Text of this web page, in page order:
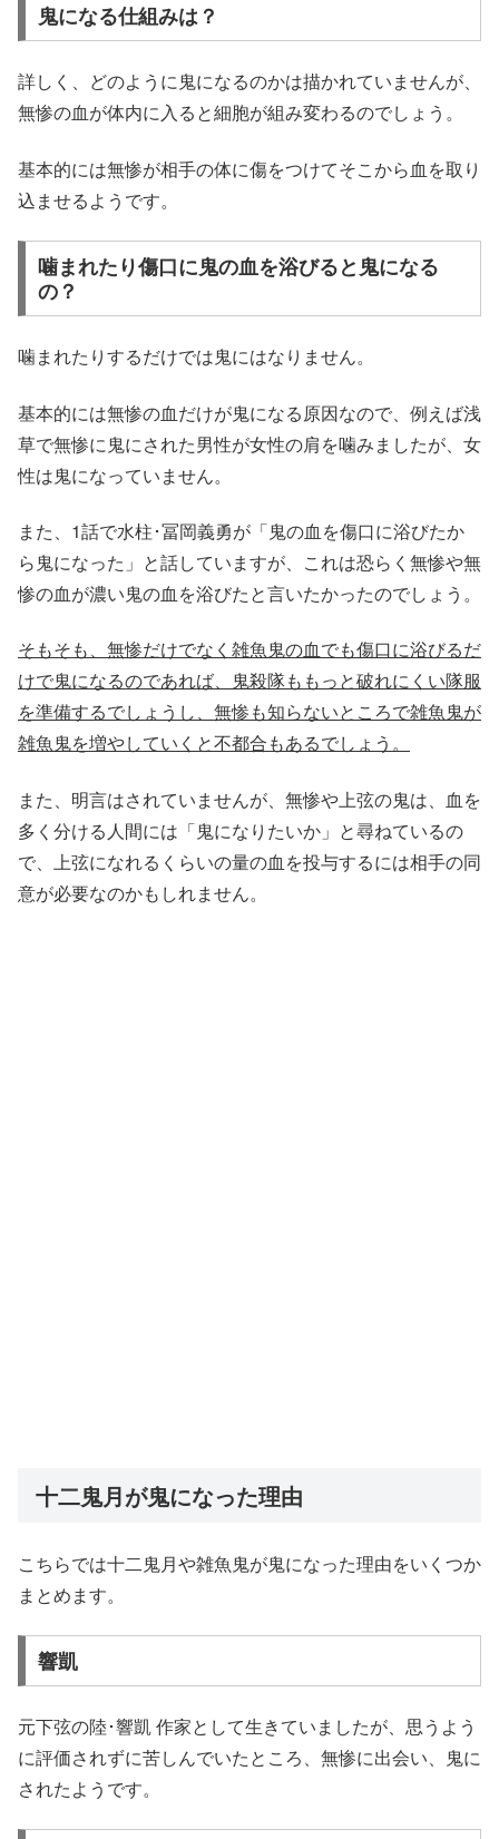
鬼になる仕組みは？
詳しく、どのように鬼になるのかは描かれていませんが、
無惨の血が体内に入ると細胞が組み変わるのでしょう。
基本的には無惨が相手の体に傷をつけてそこから血を取り
込ませるようです。
噛まれたり傷口に鬼の血を浴びると鬼になる
の？
噛まれたりするだけでは鬼にはなりません。
基本的には無惨の血だけが鬼になる原因なので、例えば浅
草で無惨に鬼にされた男性が女性の肩を噛みましたが、女
性は鬼になっていません。
また、1話で水柱･冨岡義勇が「鬼の血を傷口に浴びたか
ら鬼になった」と話していますが、これは恐らく無惨や無
惨の血が濃い鬼の血を浴びたと言いたかったのでしょう。
そもそも、無惨だけでなく雑魚鬼の血でも傷口に浴びるだ
けで鬼になるのであれば、鬼殺隊ももっと破れにくい隊服
を準備するでしょうし、無惨も知らないところで雑魚鬼が
雑魚鬼を増やしていくと不都合もあるでしょう。
また、明言はされていませんが、無惨や上弦の鬼は、血を
多く分ける人間には「鬼になりたいか」と尋ねているの
で、上弦になれるくらいの量の血を投与するには相手の同
意が必要なのかもしれません。
十二鬼月が鬼になった理由
こちらでは十二鬼月や雑魚鬼が鬼になった理由をいくつか
まとめます。
響凱
元下弦の陸･響凱 作家として生きていましたが、思うよう
に評価されずに苦しんでいたところ、無惨に出会い、鬼に
されたようです。